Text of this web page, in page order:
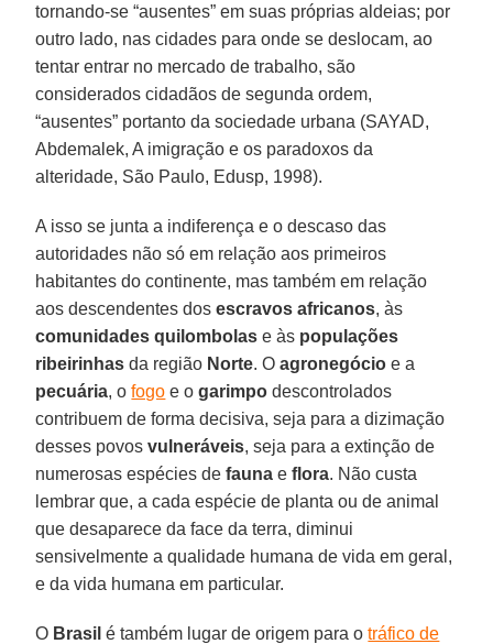
tornando-se “ausentes” em suas próprias aldeias; por
outro lado, nas cidades para onde se deslocam, ao
tentar entrar no mercado de trabalho, são
considerados cidadãos de segunda ordem,
“ausentes” portanto da sociedade urbana (SAYAD,
Abdemalek, A imigração e os paradoxos da
alteridade, São Paulo, Edusp, 1998).
A isso se junta a indiferença e o descaso das
autoridades não só em relação aos primeiros
habitantes do continente, mas também em relação
aos descendentes dosescravos africanos, às
comunidades quilombolas e às populações
ribeirinhas da região Norte. Oagronegócio e a
pecuária, ofogo e ogarimpo descontrolados
contribuem de forma decisiva, seja para a dizimação
desses povosvulneráveis, seja para a extinção de
numerosas espécies defauna eflora. Não custa
lembrar que, a cada espécie de planta ou de animal
que desaparece da face da terra, diminui
sensivelmente a qualidade humana de vida em geral,
e da vida humana em particular.
O Brasil é também lugar de origem para otráfico de